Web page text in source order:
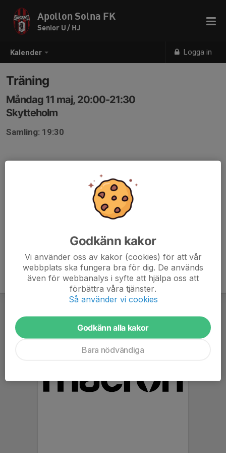
Kalender Logga in
Apollon Solna FK
Senior U / HJ
Träning
Måndag 11 maj, 20:00-21:30
Skytteholm
Samling: 19:30
Godkänn kakor
Vi använder oss av kakor (cookies) för att vår
webbplats ska fungera bra för dig. De används
även för webbanalys i syfte att hjälpa oss att
förbättra våra tjänster.
Så använder vi cookies
Godkänn alla kakor
Bara nödvändiga